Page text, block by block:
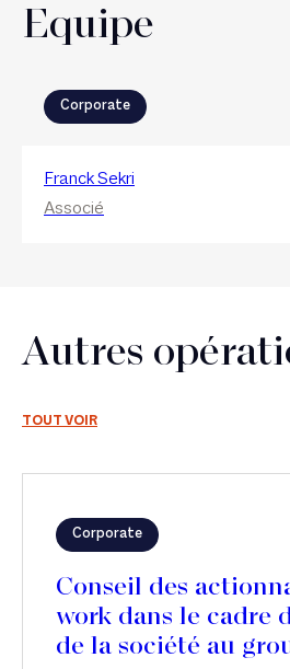
Equipe
Corporate
Franck Sekri
Associé
Autres
TOUT VOIR
Corporate
Conseil des
work dans le cadre
de la société au